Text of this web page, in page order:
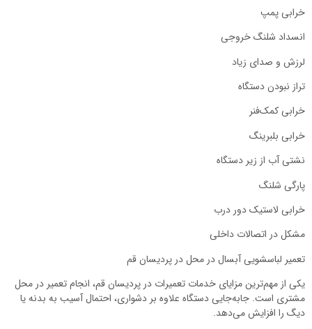
خرابی پمپ
انسداد شلنگ خروجی
لرزش و صدای زیاد
تراز نبودن دستگاه
خرابی کمک‌فنر
خرابی بلبرینگ
نشتی آب از زیر دستگاه
پارگی شلنگ
خرابی لاستیک دور درب
مشکل در اتصالات داخلی
تعمیر لباسشویی آبسال در محل در پردیسان قم
یکی از مهم‌ترین مزایای خدمات تعمیرات در پردیسان قم، انجام تعمیر در محل
مشتری است. جابه‌جایی دستگاه علاوه بر دشواری، احتمال آسیب به بدنه یا
دیگ را افزایش می‌دهد.